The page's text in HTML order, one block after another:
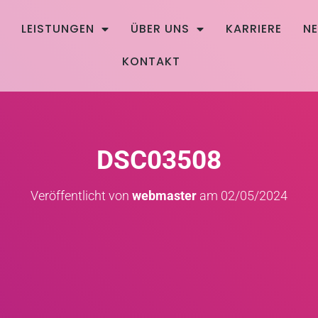
LEISTUNGEN ÜBER UNS KARRIERE
KONTAKT
DSC03508
Veröffentlicht von webmaster am 02/05/2024